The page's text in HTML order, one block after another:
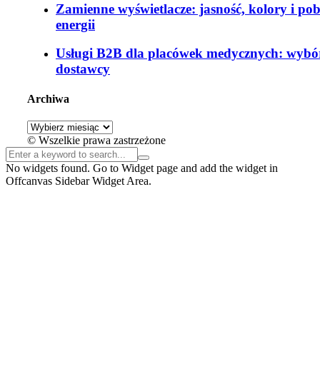
Zamienne wyświetlacze: jasność, kolory i
energii
Usługi B2B dla placówek medycznych:
dostawcy
Archiwa
Archiwa
© Wszelkie prawa zastrzeżone
No widgets found. Go to Widget page and add the widget in
Offcanvas Sidebar Widget Area.